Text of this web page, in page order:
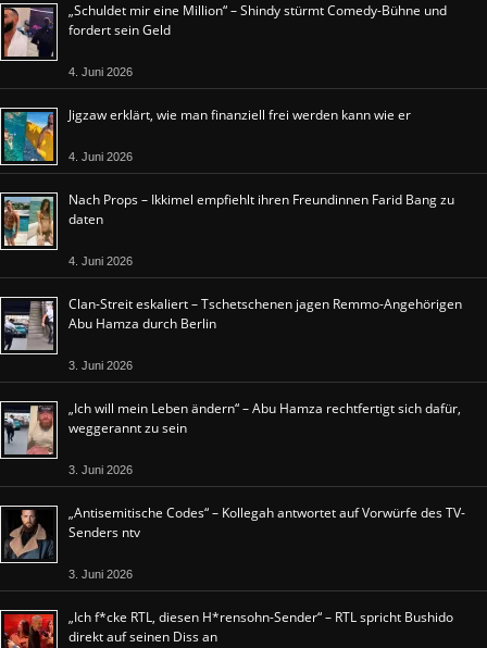
„Schuldet mir eine Million“ – Shindy stürmt Comedy-Bühne und
fordert sein Geld
4. Juni 2026
Jigzaw erklärt, wie man finanziell frei werden kann wie er
4. Juni 2026
Nach Props – Ikkimel empfiehlt ihren Freundinnen Farid Bang zu
daten
4. Juni 2026
Clan-Streit eskaliert – Tschetschenen jagen Remmo-Angehörigen
Abu Hamza durch Berlin
3. Juni 2026
„Ich will mein Leben ändern“ – Abu Hamza rechtfertigt sich dafür,
weggerannt zu sein
3. Juni 2026
„Antisemitische Codes“ – Kollegah antwortet auf Vorwürfe des TV-
Senders ntv
3. Juni 2026
„Ich f*cke RTL, diesen H*rensohn-Sender“ – RTL spricht Bushido
direkt auf seinen Diss an